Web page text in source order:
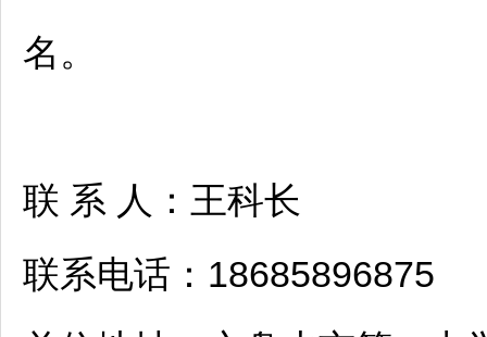
名。
联 系 人：王科长
联系电话：18685896875